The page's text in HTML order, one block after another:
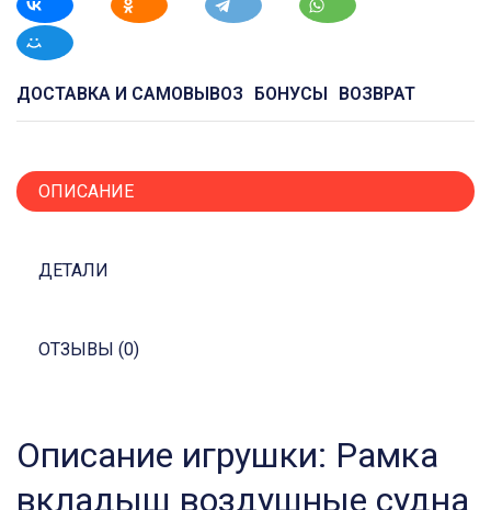
ДОСТАВКА И САМОВЫВОЗ БОНУСЫ ВОЗВРАТ
ОПИСАНИЕ
ДЕТАЛИ
ОТЗЫВЫ (0)
Описание игрушки: Рамка
вкладыш воздушные судна